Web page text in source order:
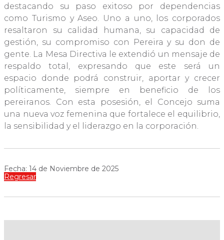
destacando su paso exitoso por dependencias
como Turismo y Aseo. Uno a uno, los corporados
resaltaron su calidad humana, su capacidad de
gestión, su compromiso con Pereira y su don de
gente. La Mesa Directiva le extendió un mensaje de
respaldo total, expresando que este será un
espacio donde podrá construir, aportar y crecer
políticamente, siempre en beneficio de los
pereiranos. Con esta posesión, el Concejo suma
una nueva voz femenina que fortalece el equilibrio,
la sensibilidad y el liderazgo en la corporación.
Fecha: 14 de Noviembre de 2025
Regresar